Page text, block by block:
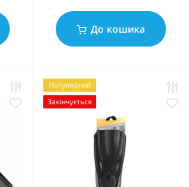
До кошика
Популярний
Закінчується